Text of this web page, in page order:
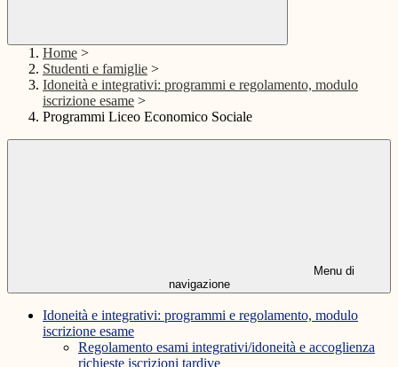
Home >
Studenti e famiglie >
Idoneità e integrativi: programmi e regolamento, modulo
iscrizione esame >
Programmi Liceo Economico Sociale
Menu di
navigazione
Idoneità e integrativi: programmi e regolamento, modulo
iscrizione esame
Regolamento esami integrativi/idoneità e accoglienza
richieste iscrizioni tardive